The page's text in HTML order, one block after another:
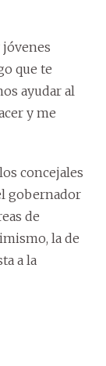
que te
ayudar al
y me
concejales
gobernador
de
la de
a la